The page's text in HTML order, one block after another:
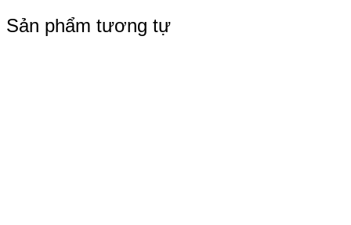
Sản phẩm tương tự